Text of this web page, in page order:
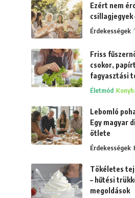
Ezért nem
csillagjegyek
Érdekességek
Friss
csokor,
fagyasztási
Életmód
Lebomló
Egy magyar
ötlete
Érdekességek
Tökéletes
– hűtési
megoldások